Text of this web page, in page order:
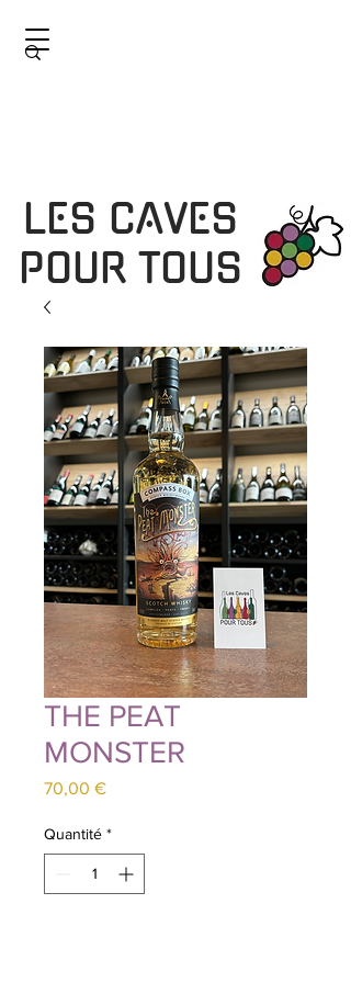
LES CAVES
POUR TOUS
THE PEAT
MONSTER
70,00 €Prix
Quantité *